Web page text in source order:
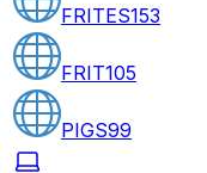
FRITES153
FRIT105
PIGS99